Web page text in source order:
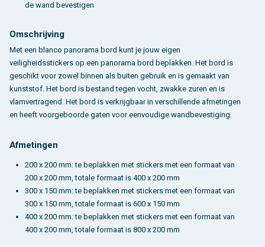
de wand bevestigen
Omschrijving
Met een blanco panorama bord kunt je jouw eigen
veiligheidsstickers op een panorama bord beplakken. Het bord is
geschikt voor zowel binnen als buiten gebruik en is gemaakt van
kunststof. Het bord is bestand tegen vocht, zwakke zuren en is
vlamvertragend. Het bord is verkrijgbaar in verschillende afmetingen
en heeft voorgeboorde gaten voor eenvoudige wandbevestiging.
Afmetingen
200 x 200 mm: te beplakken met stickers met een formaat van
200 x 200 mm, totale formaat is 400 x 200 mm
300 x 150 mm: te beplakken met stickers met een formaat van
300 x 150 mm, totale formaat is 600 x 150 mm
400 x 200 mm: te beplakken met stickers met een formaat van
400 x 200 mm, totale formaat is 800 x 200 mm